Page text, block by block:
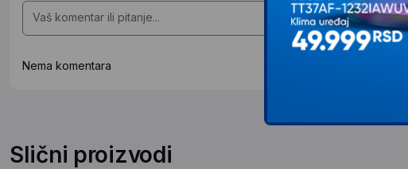
Nema komentara
Slični proizvodi